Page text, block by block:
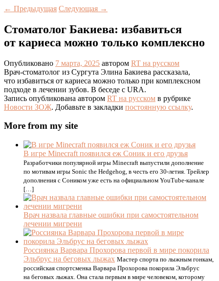
← Предыдущая Следующая →
Стоматолог Бакиева: избавиться
от кариеса можно только комплексно
Опубликовано 7 марта, 2025 автором RT на русском
Врач-стоматолог из Сургута Элина Бакиева рассказала,
что избавиться от кариеса можно только при комплексном
подходе в лечении зубов. В беседе с URA.
Запись опубликована автором RT на русском в рубрике
Новости ЗОЖ. Добавьте в закладки постоянную ссылку.
More from my site
В игре Minecraft появился еж Соник и его друзья
Разработчики популярной игры Minecraft выпустили дополнение
по мотивам игры Sonic the Hedgehog, в честь его 30-летия. Трейлер
дополнения с Соником уже есть на официальном YouTube-канале
[…]
Врач назвала главные ошибки при самостоятельном
лечении мигрени
Россиянка Варвара Прохорова первой в мире покорила
Эльбрус на беговых лыжах Мастер спорта по лыжным гонкам,
российская спортсменка Варвара Прохорова покорила Эльбрус
на беговых лыжах. Она стала первым в мире человеком, которому